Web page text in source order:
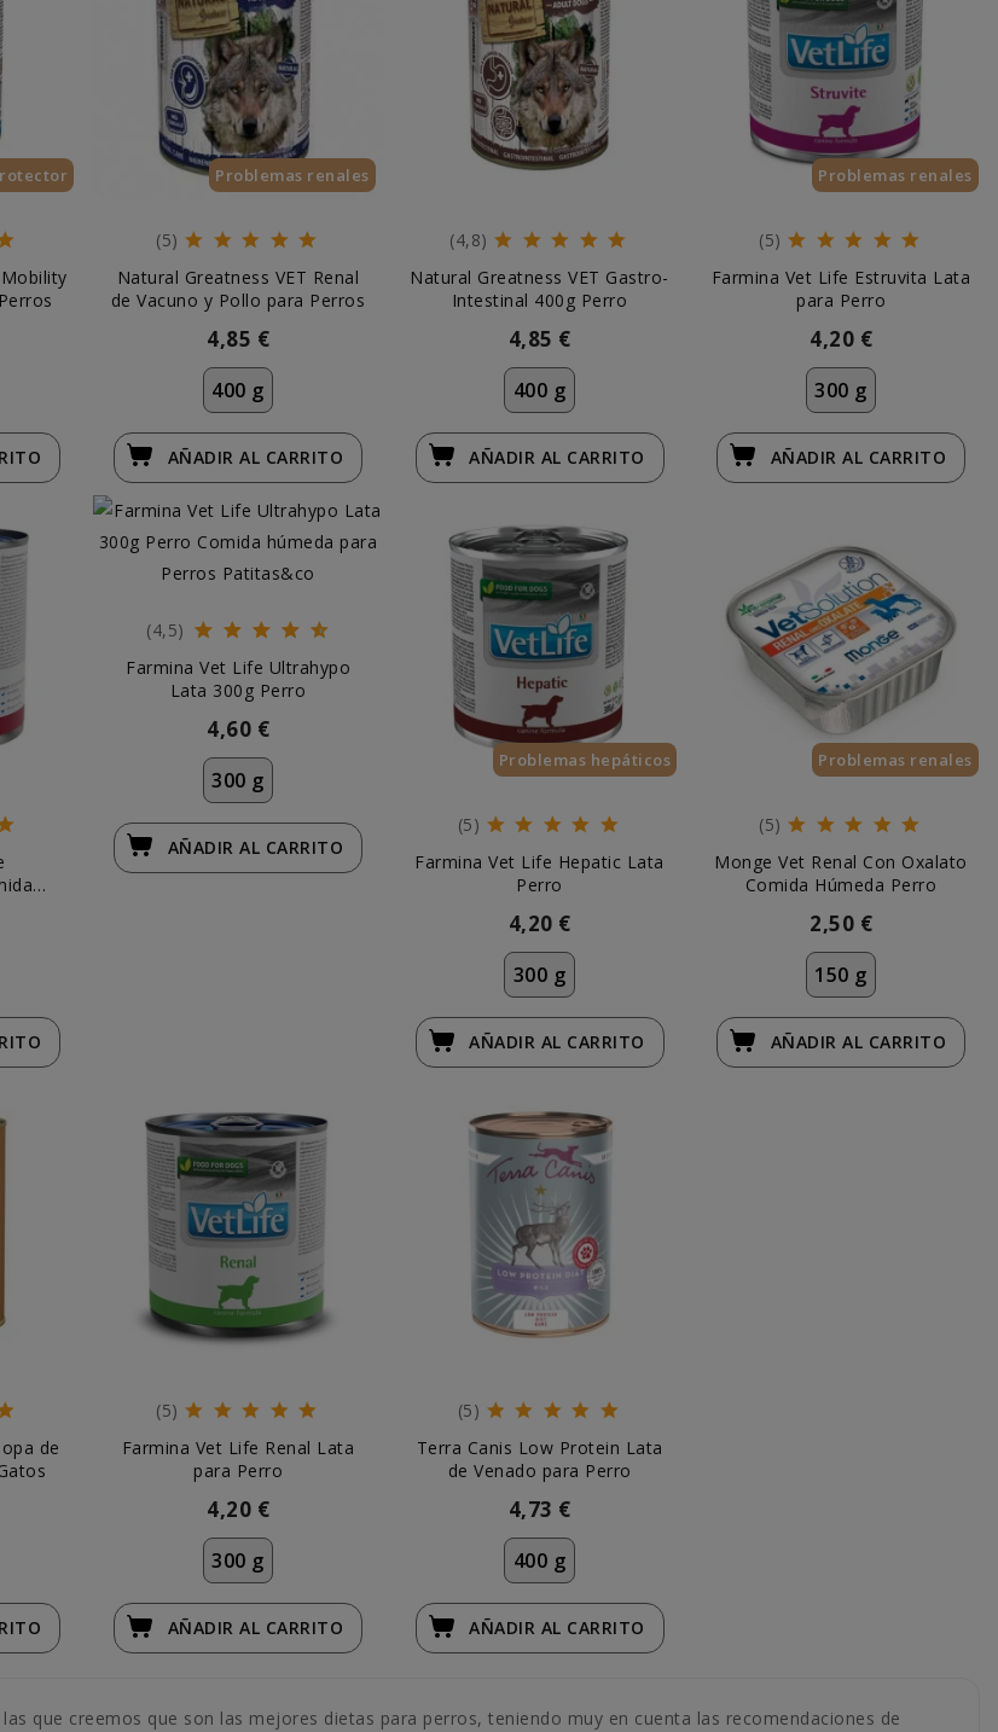
Problemas renales
(5)
Natural Greatness VET Renal
de Vacuno y Pollo para Perros
4,85 €
400 g
AÑADIR AL CARRITO
(4,8)
Natural Greatness VET Gastro-
Intestinal 400g Perro
4,85 €
400 g
AÑADIR AL CARRITO
Problemas renales
(5)
Farmina Vet Life Estruvita Lata
para Perro
4,20 €
300 g
AÑADIRAL CARRITO
(4,5)
Farmina Vet Life Ultrahypo
Lata 300g Perro
4,60 €
300 g
AÑADIR AL CARRITO
Problemas hepáticos
(5)
Farmina Vet Life Hepatic Lata
Perro
4,20 €
300 g
AÑADIR AL CARRITO
Problemas renales
(5)
Monge Vet Renal Con Oxalato
Comida Húmeda Perro
2,50 €
150 g
AÑADIRAL CARRITO
de
(5)
Farmina Vet Life Renal Lata
para Perro
4,20 €
300 g
AÑADIR AL CARRITO
(5)
Terra Canis Low Protein Lata
de Venado para Perro
4,73 €
400 g
AÑADIR AL CARRITO
que creemos que son las mejores dietas para perros, teniendo muy en cuenta las recomendaciones de